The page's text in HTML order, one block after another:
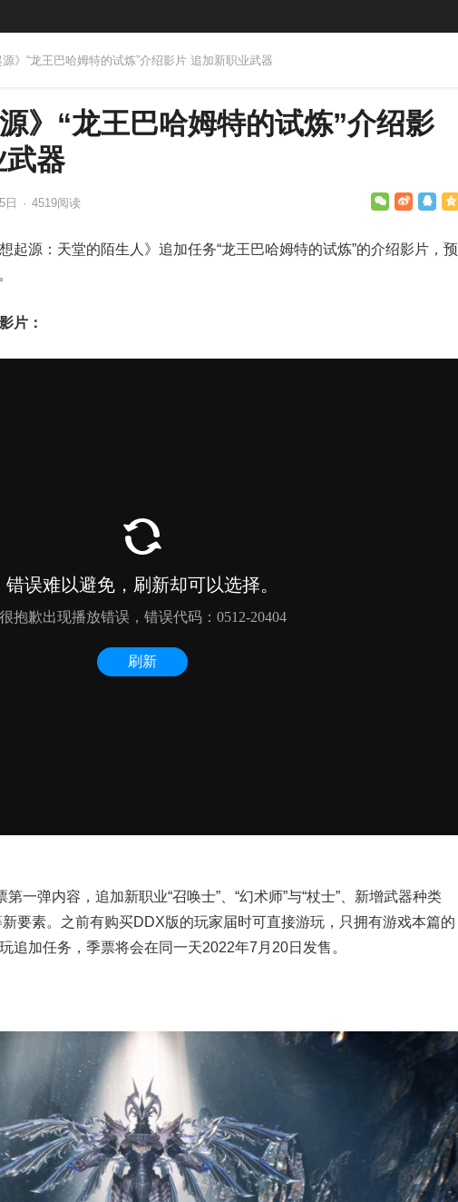
》“龙王巴哈姆特的试炼”介绍影片 追加新职业武器
源》“龙王巴哈姆特的试炼”介绍影
武器
日 · 4519阅读
起源：天堂的陌生人》追加任务“龙王巴哈姆特的试炼”的介绍影片，预
片：
第一弹内容，追加新职业“召唤士”、“幻术师”与“杖士”、新增武器种类
新要素。之前有购买DDX版的玩家届时可直接游玩，只拥有游戏本篇的
追加任务，季票将会在同一天2022年7月20日发售。